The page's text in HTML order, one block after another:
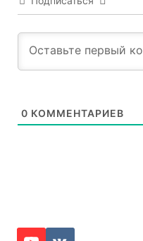
0 КОММЕНТАРИЕВ